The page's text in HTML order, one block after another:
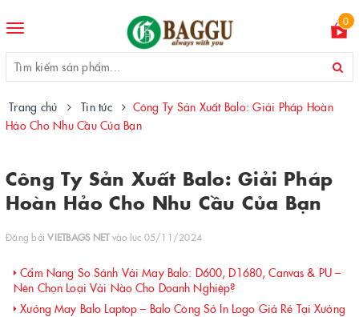
Toggle
0
Trang chủ Tin tức
Công Ty Sản Xuất Balo: Giải Pháp Hoàn
Hảo Cho Nhu Cầu Của Bạn
Công Ty Sản Xuất Balo: Giải Pháp
Hoàn Hảo Cho Nhu Cầu Của Bạn
Đăng bởiVIETBAGS NETvào lúc 05/11/2024
Cẩm Nang So Sánh Vải May Balo: D600, D1680, Canvas & PU –
Nên Chọn Loại Vải Nào Cho Doanh Nghiệp?
Xưởng May Balo Laptop – Balo Công Sở In Logo Giá Rẻ Tại Xưởng